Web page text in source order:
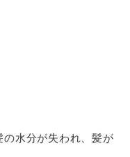
水分が失われ、髪が